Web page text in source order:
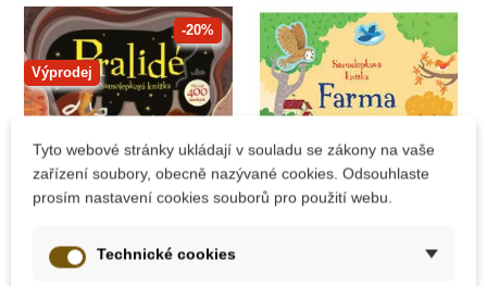
-20%
Výprodej
Skladem
Tyto webové stránky ukládají v souladu se zákony na vaše
zařízení soubory, obecně nazývané cookies. Odsouhlaste
prosím nastavení cookies souborů pro použití webu.
Technické cookies